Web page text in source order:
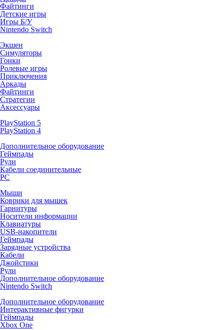
Файтинги
Детские игры
Игры Б/У
Nintendo Switch
Экшен
Симуляторы
Гонки
Ролевые игры
Приключения
Аркады
Файтинги
Стратегии
Аксессуары
PlayStation 5
PlayStation 4
Дополнительное оборудование
Геймпады
Рули
Кабели соединительные
PC
Мыши
Коврики для мышек
Гарнитуры
Носители информации
Клавиатуры
USB-накопители
Геймпады
Зарядные устройства
Кабели
Джойстики
Рули
Дополнительное оборудование
Nintendo Switch
Дополнительное оборудование
Интерактивные фигурки
Геймпады
Xbox One